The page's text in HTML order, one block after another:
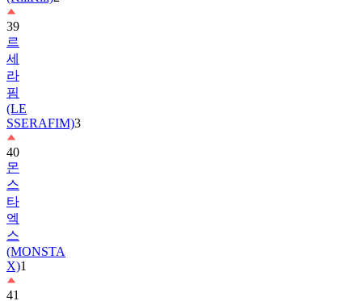
르
세
라
핌
(LE
SSERAFIM)
40
몬
스
타
엑
스
(MONSTA
X)
41
아
홉